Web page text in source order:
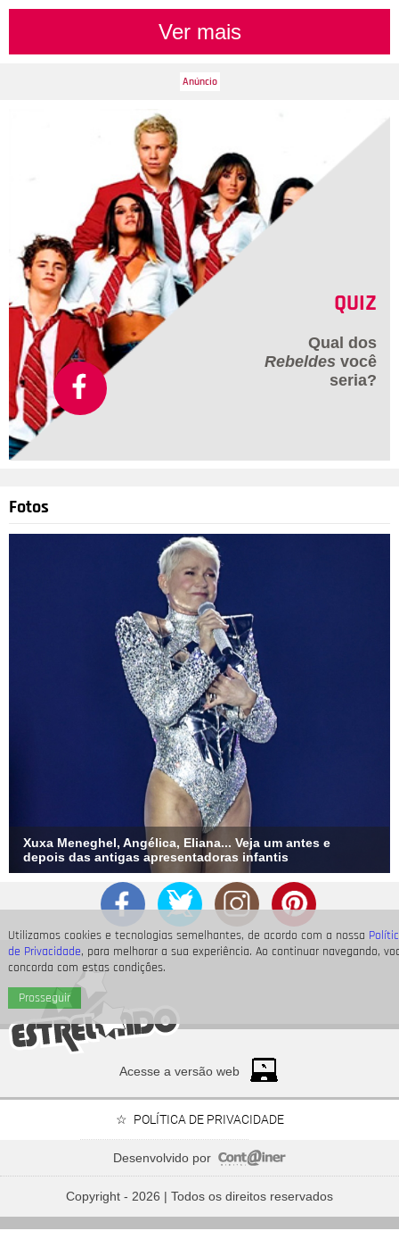
Utilizamos cookies e tecnologias semelhantes, de acordo com a nossa
de Privacidade, para melhorar a sua experiência. Ao continuar navegando,
concorda com estas condições.
Prosseguir
Ver mais
QUIZ
Qual dos
Rebeldes você
seria?
Fotos
Xuxa Meneghel, Angélica, Eliana... Veja um antes e
depois das antigas apresentadoras infantis
que fazem parte do histórico amoroso de Rihanna
Acesse a versão web
POLÍTICA DE PRIVACIDADE
Desenvolvido por
Copyright - 2026 | Todos os direitos reservados